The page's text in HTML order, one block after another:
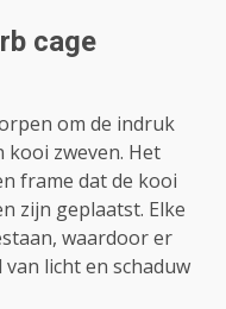
cage
om de indruk
kooi zweven. Het
frame dat de kooi
zijn geplaatst. Elke
waardoor er
licht en schaduw